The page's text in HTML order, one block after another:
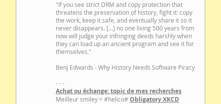
"If you see strict DRM and copy protection that
threatens the preservation of history, fight it: copy
the work, keep it safe, and eventually share it so it
never disappears. [...] no one living 500 years from
now will judge your infringing deeds harshly when
they can load up an ancient program and see it for
themselves."
Benj Edwards - Why History Needs Software Piracy
- - -
Achat ou échange: topic de mes recherches
Meilleur smiley = #helico#Obligatory XKCD